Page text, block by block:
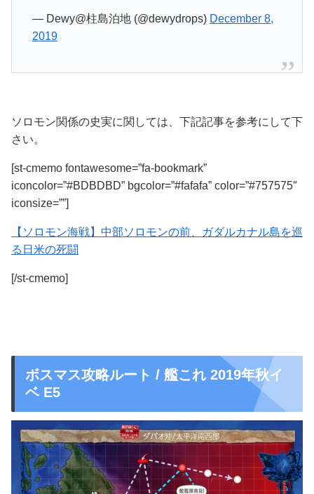
— Dewy@柱島泊地 (@dewydrops) December 8,
2019
ソロモン関係の史実に関しては、下記記事を参考にして下
さい。
[st-cmemo fontawesome=”fa-bookmark”
iconcolor=”#BDBDBD” bgcolor=”#fafafa” color=”#757575″
iconsize=””]
【ソロモン海戦】中部ソロモンの前、ガダルカナル島を巡
る日米の死闘
[/st-cmemo]
ボスマス攻略ルート / 艦これ 2019年秋イ
ベ E5